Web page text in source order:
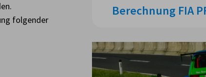
folgender
Berechnung FIA